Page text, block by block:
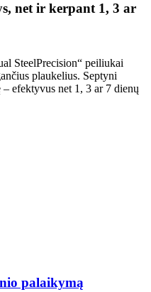
net ir kerpant 1, 3 ar
SteelPrecision“ peiliukai
plaukelius. Septyni
efektyvus net 1, 3 ar 7 dienų
palaikymą